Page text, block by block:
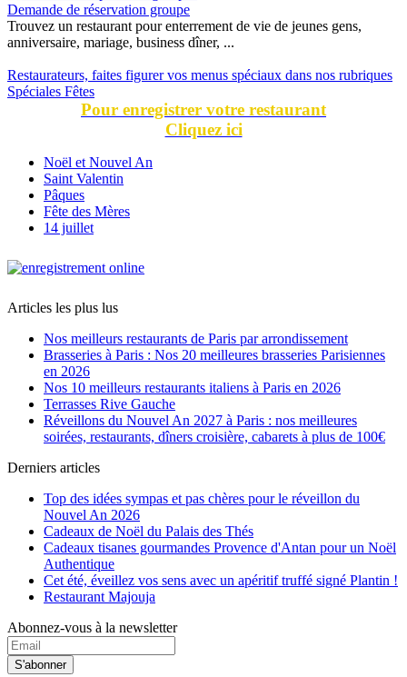
Demande de réservation groupe
Trouvez un restaurant pour enterrement de vie de jeunes gens,
anniversaire, mariage, business dîner, ...
Restaurateurs, faites figurer vos menus spéciaux dans nos rubriques
Spéciales Fêtes
Pour enregistrer votre restaurant
Cliquez ici
Noël et Nouvel An
Saint Valentin
Pâques
Fête des Mères
14 juillet
Articles les plus lus
Nos meilleurs restaurants de Paris par arrondissement
Brasseries à Paris : Nos 20 meilleures brasseries Parisiennes
en 2026
Nos 10 meilleurs restaurants italiens à Paris en 2026
Terrasses Rive Gauche
Réveillons du Nouvel An 2027 à Paris : nos meilleures
soirées, restaurants, dîners croisière, cabarets à plus de 100€
Derniers articles
Top des idées sympas et pas chères pour le réveillon du
Nouvel An 2026
Cadeaux de Noël du Palais des Thés
Cadeaux tisanes gourmandes Provence d'Antan pour un Noël
Authentique
Cet été, éveillez vos sens avec un apéritif truffé signé Plantin !
Restaurant Majouja
Abonnez-vous à la newsletter
S'abonner